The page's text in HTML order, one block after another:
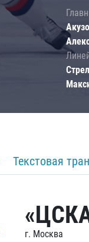
Текстовая
г. Москва